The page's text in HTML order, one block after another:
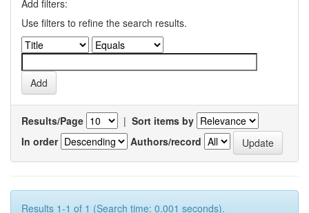
Add filters:
Use filters to refine the search results.
Results/Page | Sort items by
In order
Authors/record
Results 1-1 of 1 (Search time: 0.001 seconds).